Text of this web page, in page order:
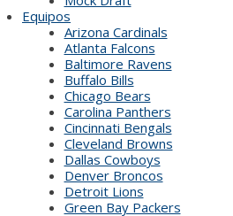
Equipos
Arizona Cardinals
Atlanta Falcons
Baltimore Ravens
Buffalo Bills
Chicago Bears
Carolina Panthers
Cincinnati Bengals
Cleveland Browns
Dallas Cowboys
Denver Broncos
Detroit Lions
Green Bay Packers